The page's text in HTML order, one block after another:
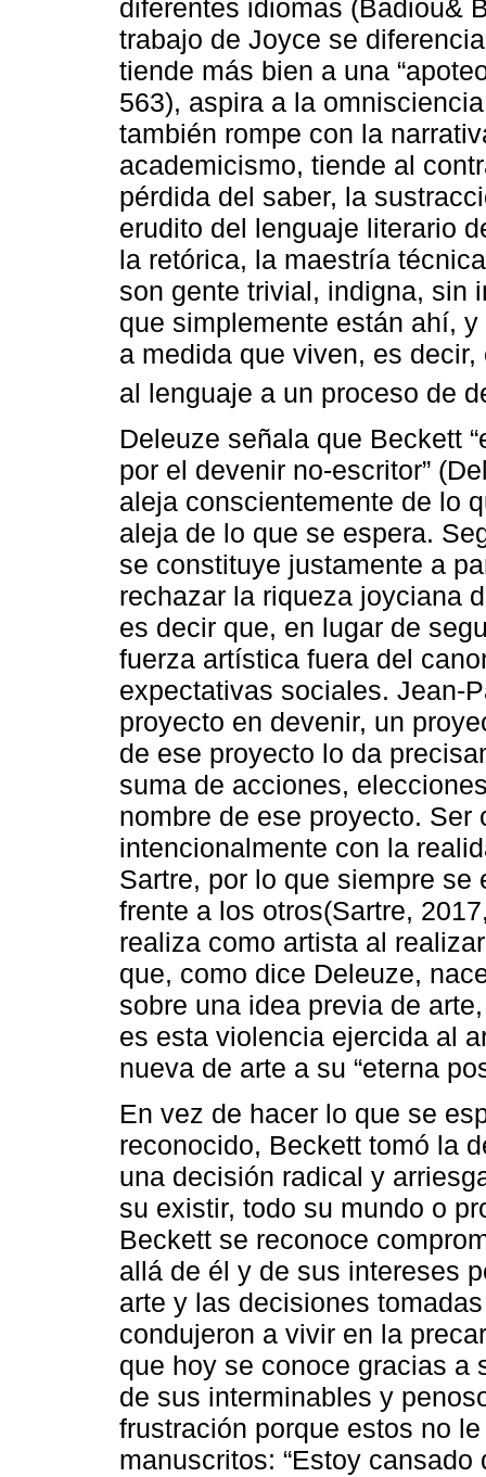
diferentes idiomas (Badiou&
trabajo de Joyce se
tiende más bien a una
563), aspira a la
también rompe con la
academicismo, tiende al
pérdida del saber, la
erudito del lenguaje literario
la retórica, la maestría
son gente trivial, indigna, sin
que simplemente están ahí,
a medida que viven, es
al lenguaje a un proceso de
Deleuze señala que Beckett
por el devenir no-escritor”
aleja conscientemente de lo
aleja de lo que se espera.
se constituye justamente a
rechazar la riqueza joyciana
es decir que, en lugar de
fuerza artística fuera del
expectativas sociales. Jean-
proyecto en devenir, un
de ese proyecto lo da
suma de acciones,
nombre de ese proyecto.
intencionalmente con la
Sartre, por lo que siempre
frente a los otros(Sartre,
realiza como artista al
que, como dice Deleuze,
sobre una idea previa de
es esta violencia ejercida al
nueva de arte a su “eterna
En vez de hacer lo que se
reconocido, Beckett tomó la
una decisión radical y
su existir, todo su mundo o
Beckett se reconoce
allá de él y de sus intereses
arte y las decisiones
condujeron a vivir en la
que hoy se conoce gracias a
de sus interminables y
frustración porque estos no
manuscritos: “Estoy